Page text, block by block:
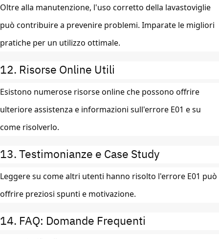
Oltre alla manutenzione, l'uso corretto della lavastoviglie
può contribuire a prevenire problemi. Imparate le migliori
pratiche per un utilizzo ottimale.
12. Risorse Online Utili
Esistono numerose risorse online che possono offrire
ulteriore assistenza e informazioni sull'errore E01 e su
come risolverlo.
13. Testimonianze e Case Study
Leggere su come altri utenti hanno risolto l'errore E01 può
offrire preziosi spunti e motivazione.
14. FAQ: Domande Frequenti